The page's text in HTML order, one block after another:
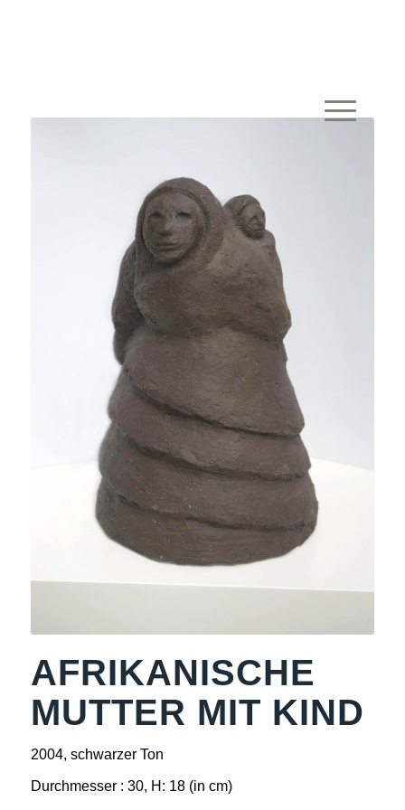
AFRIKANISCHE
MUTTER MIT KIND
2004, schwarzer Ton
Durchmesser : 30, H: 18 (in cm)